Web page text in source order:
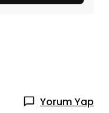
Yorum Yap